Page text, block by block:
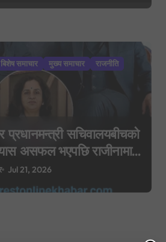
बिशेष समाचार मुख्य समाचार
राजनीति
प्रधानमन्त्री सचिवालयबीचको
असफल भएपछि राजीनामा
Jul 21, 2026